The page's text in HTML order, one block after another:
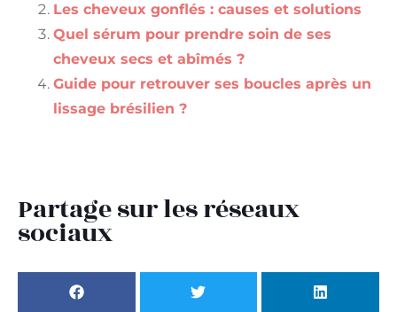
Les cheveux gonflés : causes et solutions
Quel sérum pour prendre soin de ses
cheveux secs et abîmés ?
Guide pour retrouver ses boucles après un
lissage brésilien ?
Partage sur les réseaux
sociaux